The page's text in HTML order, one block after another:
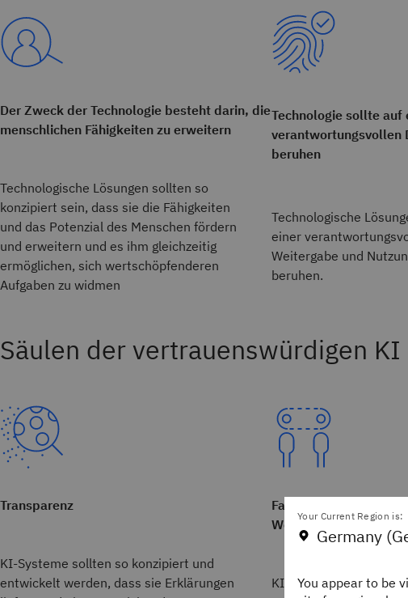
Der Zweck der Technologie besteht darin, die
menschlichen Fähigkeiten zu erweitern
Technologische Lösungen sollten so
konzipiert sein, dass sie die Fähigkeiten
und das Potenzial des Menschen fördern
und erweitern und es ihm gleichzeitig
ermöglichen, sich wertschöpfenderen
Aufgaben zu widmen
Technologie sollte auf
verantwortungsvollen
beruhen
Technologische
einer
Weitergabe und
beruhen.
Säulen der vertrauenswürdigen KI
Transparenz
KI-Systeme sollten so konzipiert und
entwickelt werden, dass sie Erklärungen
Fairness und die
Werte
KI-Systeme sollten in
Your Current Region is:
Germany
You appear to be